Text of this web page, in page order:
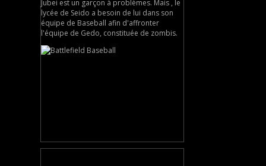
Jubei est un garçon à problèmes. Mais , le
lycée de Seido a besoin de lui dans son
équipe de Baseball afin d'affronter
l'équipe de Gedo, constituée de zombis.